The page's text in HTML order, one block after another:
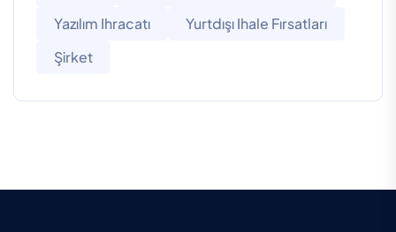
Yazılım Ihracatı
Yurtdışı Ihale Fırsatları
Şirket